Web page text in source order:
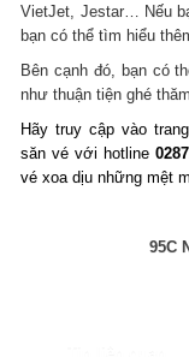
VietJet, Jestar… Nếu
bạn có thể tìm hiểu
Bên cạnh đó, bạn có
như thuận tiện ghé
Hãy truy cập vào
săn vé với hotline
vé xoa dịu những mệt
95C